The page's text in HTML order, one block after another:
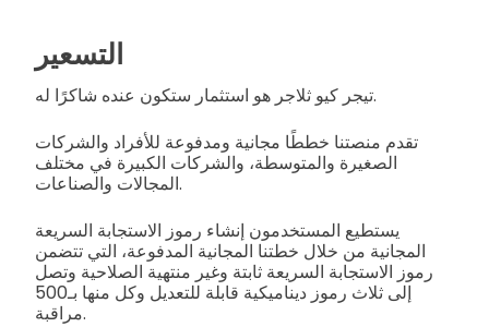
التسعير
تيجر كيو ثلاجر هو استثمار ستكون عنده شاكرًا له.
تقدم منصتنا خططًا مجانية ومدفوعة للأفراد والشركات
الصغيرة والمتوسطة، والشركات الكبيرة في مختلف
المجالات والصناعات.
يستطيع المستخدمون إنشاء رموز الاستجابة السريعة
المجانية من خلال خطتنا المجانية المدفوعة، التي تتضمن
رموز الاستجابة السريعة ثابتة وغير منتهية الصلاحية وتصل
إلى ثلاث رموز ديناميكية قابلة للتعديل وكل منها بـ500
مراقبة.